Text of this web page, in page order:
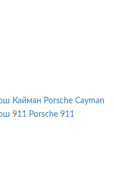
Porsche Cayman
Porsche 911